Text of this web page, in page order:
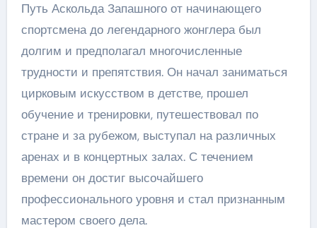
Путь Аскольда Запашного от начинающего
спортсмена до легендарного жонглера был
долгим и предполагал многочисленные
трудности и препятствия. Он начал заниматься
цирковым искусством в детстве, прошел
обучение и тренировки, путешествовал по
стране и за рубежом, выступал на различных
аренах и в концертных залах. С течением
времени он достиг высочайшего
профессионального уровня и стал признанным
мастером своего дела.